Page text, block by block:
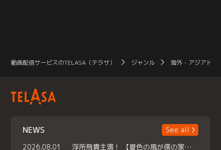
動画配信サービスのTELASA（テラサ） ジャンル 海外・アジアドラ
NEWS
See all
2026.08.01
浮所飛貴主演！ 【夏色の風が僕の家にやってきた】 本日よりテラサで独占配信スタート！